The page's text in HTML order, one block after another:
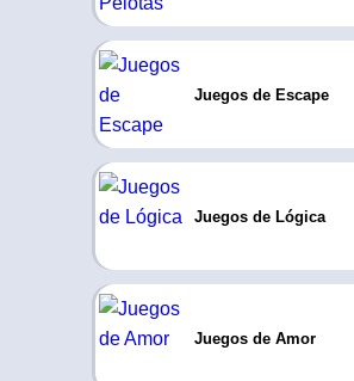
Juegos de Escape
Juegos de Lógica
Juegos de Amor